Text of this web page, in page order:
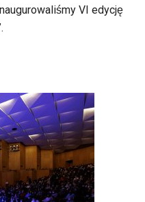
VI edycję